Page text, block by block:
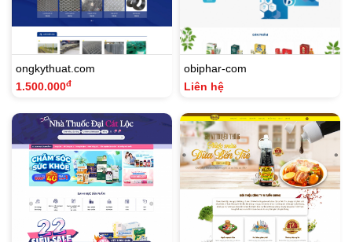
ongkythuat.com
1.500.000đ
obiphar-com
Liên hệ